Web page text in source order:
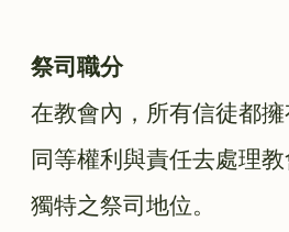
祭司職分
在教會內，所有信徒都
同等權利與責任去處理
獨特之祭司地位。